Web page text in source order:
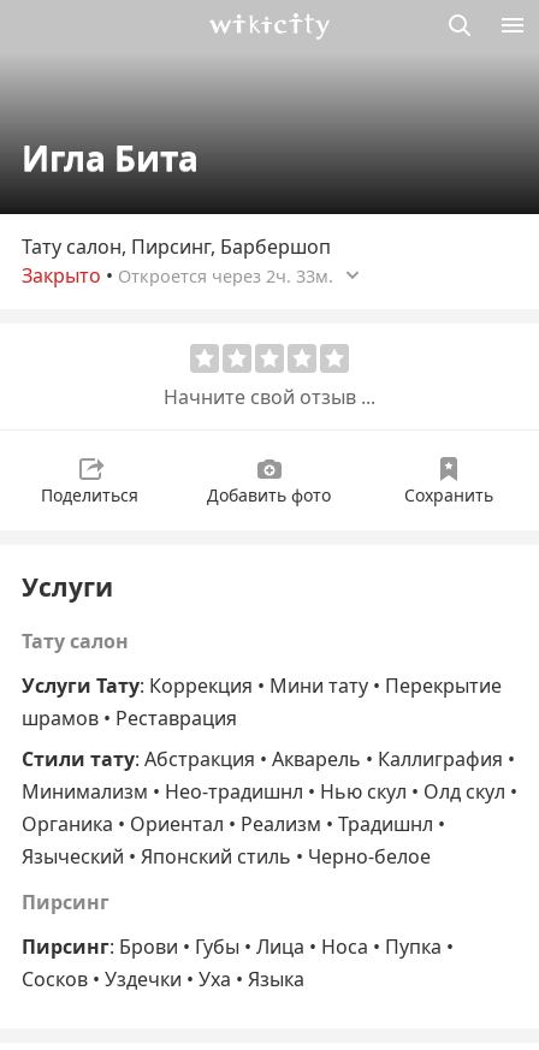
Игла Бита
Тату салон, Пирсинг, Барбершоп
Закрыто • Откроется через 2ч. 33м.
Начните свой отзыв ...
Поделиться Добавить фото Сохранить
Услуги
Тату салон
Услуги Тату: Коррекция • Мини тату • Перекрытие
шрамов • Реставрация
Стили тату: Абстракция • Акварель • Каллиграфия •
Минимализм • Нео-традишнл • Нью скул • Олд скул •
Органика • Ориентал • Реализм • Традишнл •
Языческий • Японский стиль • Черно-белое
Пирсинг
Пирсинг: Брови • Губы • Лица • Носа • Пупка •
Сосков • Уздечки • Уха • Языка